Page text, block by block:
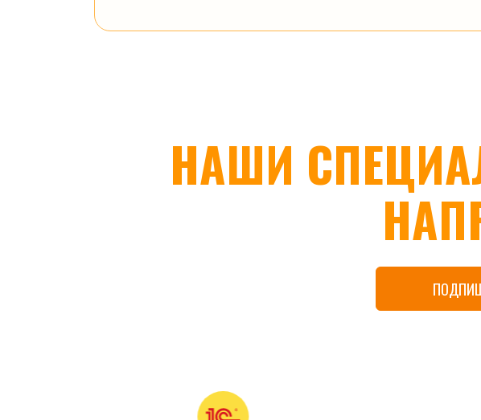
НАШИ